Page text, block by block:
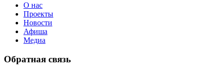
О нас
Проекты
Новости
Афиша
Медиа
Обратная связь